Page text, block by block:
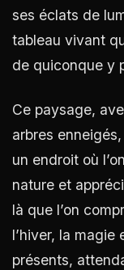
ses éclats de
tableau vivant
de quiconque y
Ce paysage,
arbres
un endroit où
nature et
là que l’on
l’hiver, la magie
présents,